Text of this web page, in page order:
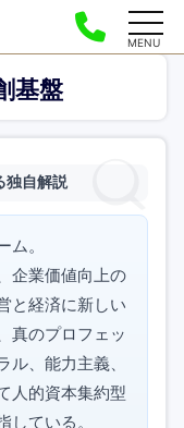
MENU
基盤
独自解説
ム。
企業価値向上の
と経済に新しい
真のプロフェッ
ル、能力主義、
人的資本集約型
している。